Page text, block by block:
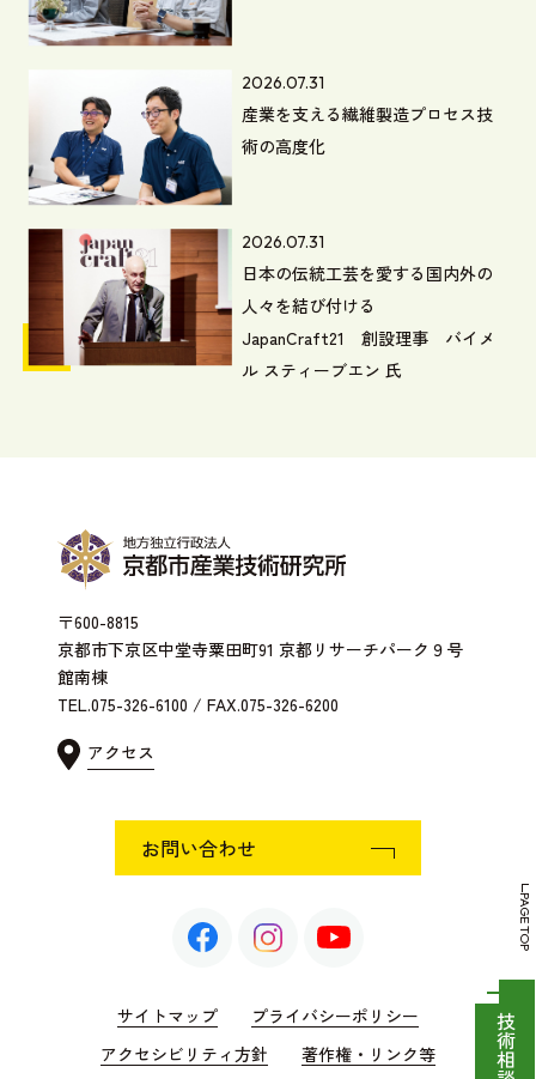
2026.07.31
産業を支える繊維製造プロセス技
術の高度化
2026.07.31
日本の伝統工芸を愛する国内外の
人々を結び付ける
JapanCraft21 創設理事 バイメ
ル スティーブエン 氏
〒600-8815
京都市下京区中堂寺粟田町91 京都リサーチパーク９号
館南棟
TEL.075-326-6100 / FAX.075-326-6200
アクセス
お問い合わせ
サイトマップ
プライバシーポリシー
アクセシビリティ方針
著作権・リンク等
PAGE TOP